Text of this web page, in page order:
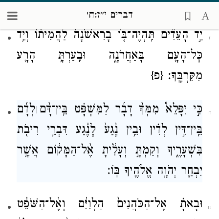
דברים י״ז:ח׳
ז
יַ֣ד הָעֵדִ֞ים תִּֽהְיֶה־בּ֤וֹ בָרִאשֹׁנָה֙ לַהֲמִית֔וֹ וְיַ֥ד
כׇּל־הָעָ֖ם בָּאַחֲרֹנָ֑ה וּבִֽעַרְתָּ֥ הָרָ֖ע
מִקִּרְבֶּֽךָ׃ {פ}
ח כִּ֣י יִפָּלֵא֩ מִמְּךָ֨ דָבָ֜ר לַמִּשְׁפָּ֗ט בֵּֽין־דָּ֨ם ׀לְדָ֜ם
בֵּֽין־דִּ֣ין לְדִ֗ין וּבֵ֥ין נֶ֙גַע֙ לָנֶ֔גַע דִּבְרֵ֥י רִיבֹ֖ת
בִּשְׁעָרֶ֑יךָ וְקַמְתָּ֣ וְעָלִ֔יתָ אֶ֨ל־הַמָּק֔וֹם אֲשֶׁ֥ר
יִבְחַ֛ר יְהֹוָ֥ה אֱלֹהֶ֖יךָ בּֽוֹ׃
ט
וּבָאתָ֗ אֶל־הַכֹּהֲנִים֙ הַלְוִיִּ֔ם וְאֶ֨ל־הַשֹּׁפֵ֔ט